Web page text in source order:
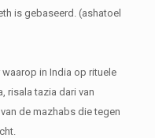
is gebaseerd. (ashatoel
in India op rituele
risala tazia dari van
de mazhabs die tegen